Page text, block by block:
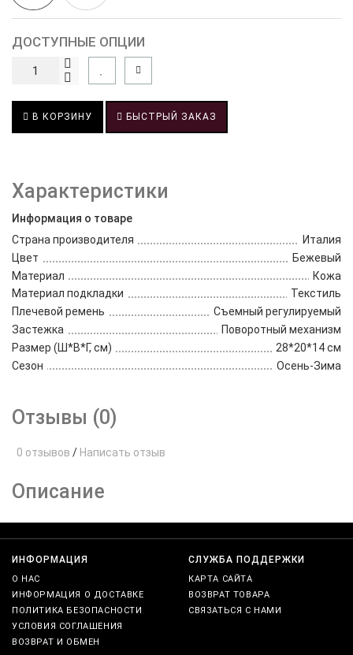
ДОСТУПНЫЕ ОПЦИИ
В КОРЗИНУ БЫСТРЫЙ ЗАКАЗ
Характеристики
Информация о товаре
Страна производителя
Италия
Цвет
Бежевый
Материал
Кожа
Материал подкладки
Текстиль
Плечевой ремень
Съемный регулируемый
Застежка
Поворотный механизм
Размер (Ш*В*Г, см)
28*20*14 см
Сезон
Осень-Зима
Отзывы (0)
0 отзывов / Написать отзыв
Описание
ИНФОРМАЦИЯ
О НАС
ИНФОРМАЦИЯ О ДОСТАВКЕ
ПОЛИТИКА БЕЗОПАСНОСТИ
УСЛОВИЯ СОГЛАШЕНИЯ
ВОЗВРАТ И ОБМЕН
СЛУЖБА ПОДДЕРЖКИ
КАРТА САЙТА
ВОЗВРАТ ТОВАРА
СВЯЗАТЬСЯ С НАМИ